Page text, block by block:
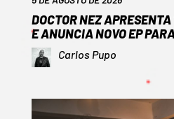
DOCTOR NEZ
E ANUNCIA NOVO EP
Carlos Pupo